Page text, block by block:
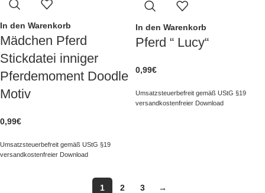
In den Warenkorb
Mädchen Pferd
Stickdatei inniger
Pferdemoment Doodle
Motiv
0,99€
Umsatzsteuerbefreit gemäß UStG §19
versandkostenfreier Download
In den Warenkorb
Pferd “ Lucy“
0,99€
Umsatzsteuerbefreit gemäß UStG §19
versandkostenfreier Download
1 2 3 →